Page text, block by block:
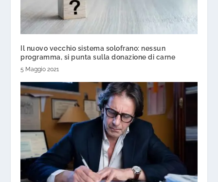
Il nuovo vecchio sistema solofrano: nessun
programma, si punta sulla donazione di carne
5 Maggio 2021